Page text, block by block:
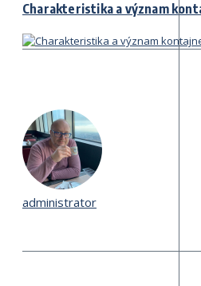
Charakteristika a význam
administrator